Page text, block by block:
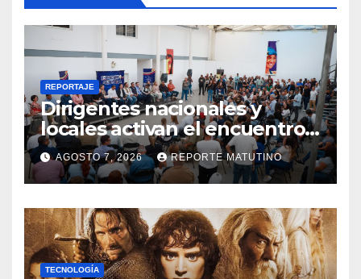
REPORTAJE
Dirigentes nacionales y
locales activan el encuentro
«Repensando a Venezuela»
para impulsar propuestas
desde las comunidades
AGOSTO 7, 2026 REPORTE MATUTINO
TECNOLOGÍA